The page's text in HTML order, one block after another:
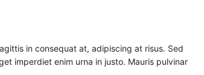
in consequat at, adipiscing at risus. Sed
imperdiet enim urna in justo. Mauris pulvinar